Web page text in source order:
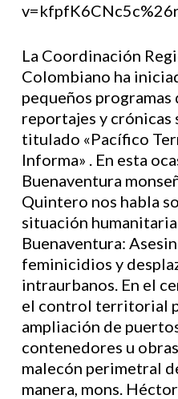
La Coordinación
Colombiano ha
pequeños
reportajes y crónicas
titulado «Pacífico
Informa» . En esta
Buenaventura
Quintero nos habla
situación
Buenaventura:
feminicidios y
intraurbanos. En el
el control territorial
ampliación de
contenedores u
malecón perimetral
manera, mons.